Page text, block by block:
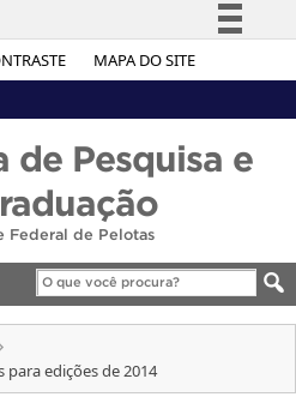
MAPA DO SITE
Simplifique!
Acesso à informação
Legislação
Canais
de Pesquisa e
Federal de Pelotas
para edições de 2014